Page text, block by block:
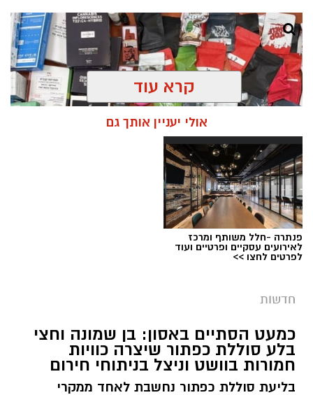
צילום: דוברות המשטרה
מערכת ירושלים נט / 09:11 06.08.26
הסמים המסוכנים, בוצעו בימים האחרונים שתי
פעילויות ממוקדות, שהובילו למעצר של שלושה
קרא עוד
אולי יעניין אותך גם
פנתרה -חלל משותף ומרכז
לאירועים עסקיים ופרטיים ועוד
לפרטים לחצו >>
חדשות
כמעט הסתיים באסון: בן שמונה וחצי
בלע סוללת כפתור שיצרה כוויות
חמורות בוושט וניצל בניתוחי חירום
בליעת סוללת כפתור נחשבת לאחד ממקרי